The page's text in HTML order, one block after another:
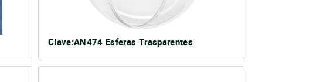
Clave:AN474 Esferas Trasparentes